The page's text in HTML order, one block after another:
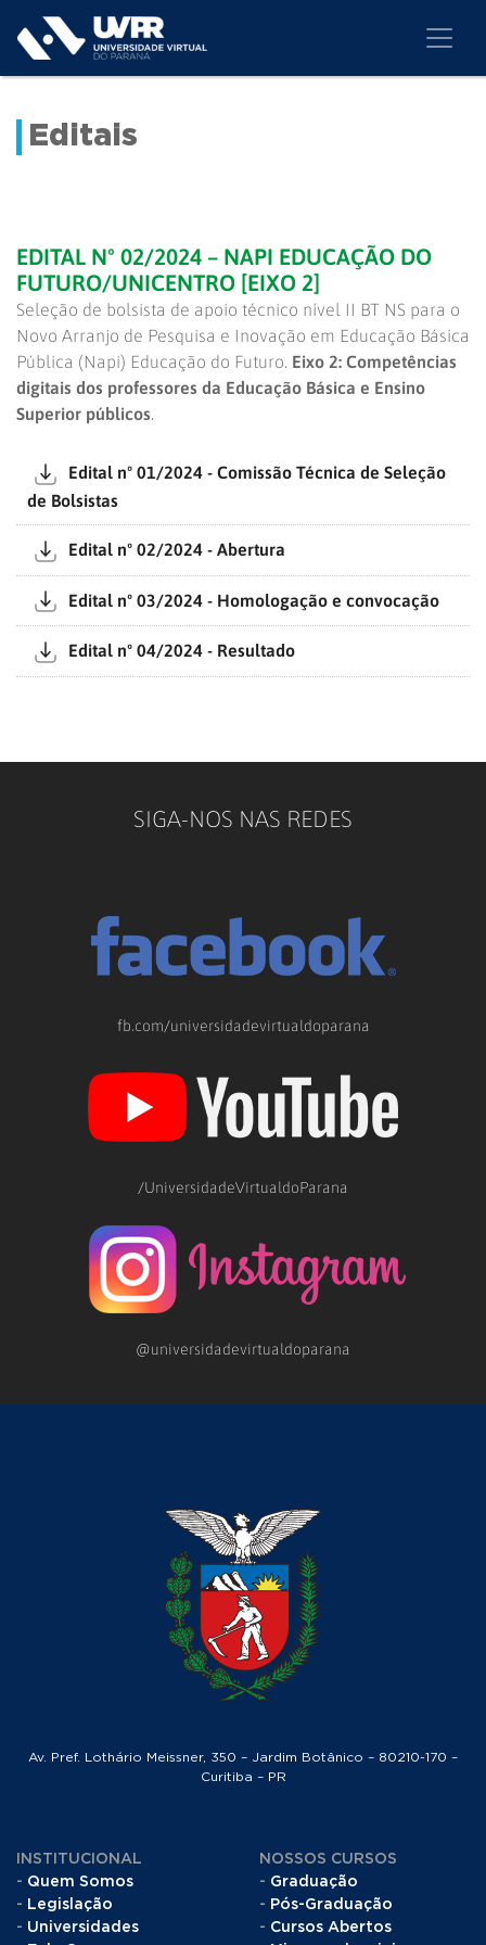
Editais
EDITAL Nº 02/2024 – NAPI EDUCAÇÃO DO
FUTURO/UNICENTRO [EIXO 2]
Seleção de bolsista de apoio técnico nível II BT NS para o
Novo Arranjo de Pesquisa e Inovação em Educação Básica
Pública (Napi) Educação do Futuro. Eixo 2: Competências
digitais dos professores da Educação Básica e Ensino
Superior públicos.
Edital nº 01/2024 - Comissão Técnica de Seleção
de Bolsistas
Edital nº 02/2024 - Abertura
Edital nº 03/2024 - Homologação e convocação
Edital nº 04/2024 - Resultado
SIGA-NOS NAS REDES
fb.com/universidadevirtualdoparana
/UniversidadeVirtualdoParana
@universidadevirtualdoparana
Av. Pref. Lothário Meissner, 350 – Jardim Botânico – 80210-170 –
Curitiba – PR
INSTITUCIONAL
Quem Somos
Legislação
Universidades
NOSSOS CURSOS
Graduação
Pós-Graduação
Cursos Abertos